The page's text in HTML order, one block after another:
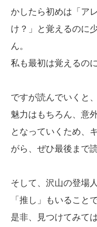
かしたら初めは「ア
け？」と覚えるのに
ん。
私も最初は覚えるの
ですが読んでいくと
魅力はもちろん、意
となっていくため、
がら、ぜひ最後まで
そして、沢山の登場
「推し」もいること
是非、見つけてみて